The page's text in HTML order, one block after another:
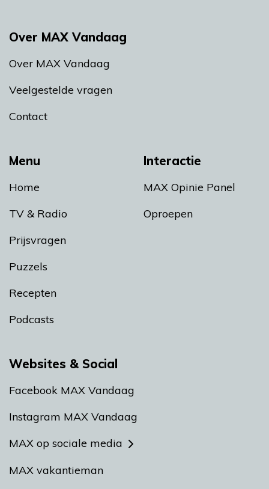
Menu
Home
TV & Radio
Prijsvragen
Puzzels
Recepten
Podcasts
Interactie
MAX Opinie Panel
Oproepen
Over MAX Vandaag
Over MAX Vandaag
Veelgestelde vragen
Contact
Websites & Social
Facebook MAX Vandaag
Instagram MAX Vandaag
MAX op sociale media
MAX vakantieman